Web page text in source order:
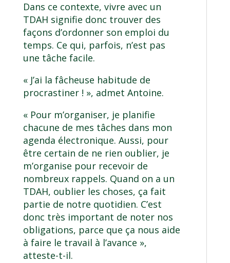
Dans ce contexte, vivre avec un
TDAH signifie donc trouver des
façons d’ordonner son emploi du
temps. Ce qui, parfois, n’est pas
une tâche facile.
« J’ai la fâcheuse habitude de
procrastiner ! », admet Antoine.
« Pour m’organiser, je planifie
chacune de mes tâches dans mon
agenda électronique. Aussi, pour
être certain de ne rien oublier, je
m’organise pour recevoir de
nombreux rappels. Quand on a un
TDAH, oublier les choses, ça fait
partie de notre quotidien. C’est
donc très important de noter nos
obligations, parce que ça nous aide
à faire le travail à l’avance »,
atteste-t-il.